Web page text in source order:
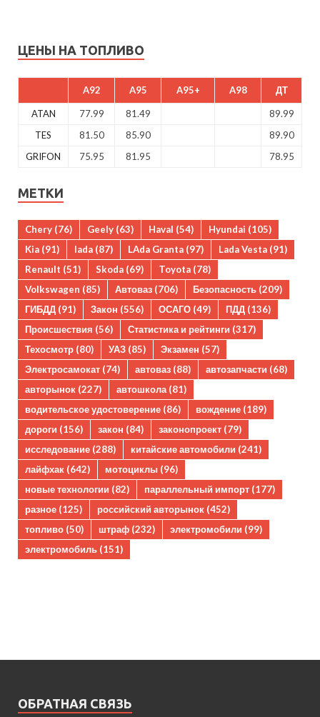
ЦЕНЫ НА ТОПЛИВО
A92 A95 A95+ A98 ДТ
ATAN 77.99 81.49
89.99
TES
81.50 85.90
89.90
GRIFON
75.95 81.95 78.95
МЕТКИ
Chery (76) Geely (63) Haval (54) Hyundai (105)
Kia (91) lada (87) LAda Granta (97) Lada Vesta (91)
Renault (51) Skoda (69) Toyota (78)
Volkswagen (85) Автоваз (706) Безопасность (209)
ГИБДД (91) Закон (556) ОСАГО (49) ПДД (136)
Происшествия (56) Статистика и рейтинги (317)
Техосмотр (80) УАЗ (85) Экзамен (57)
Электросамокат (74) автоваз (88) автозапчасти (68)
авторынок (227) автошкола (81)
водительское удостоверение (86) вождение (189)
дороги (156) закон (84) законопроект (79)
исследование (288) китайские автомобили (241)
лайфхак (642) мотоциклы (96)
новые технологии (82) параллельный импорт (177)
разное (125) российский авторынок (452)
топливо (50) штраф (232) электромобили (99)
электромобиль (151)
ОБРАТНАЯ СВЯЗЬ